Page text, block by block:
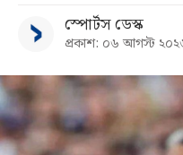
স্পোর্টস ডেস্ক
প্রকাশ: ০৬ আগস্ট